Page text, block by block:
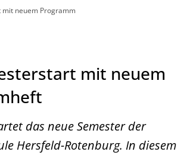
mit neuem Programm
mit neuem
das neue Semester der
Hersfeld-Rotenburg. In diesem